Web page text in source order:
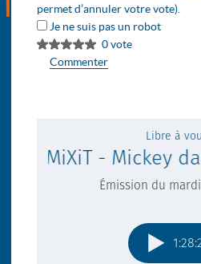
permet d’annuler votre vote).
Je ne suis pas un robot
0 vote
Commenter